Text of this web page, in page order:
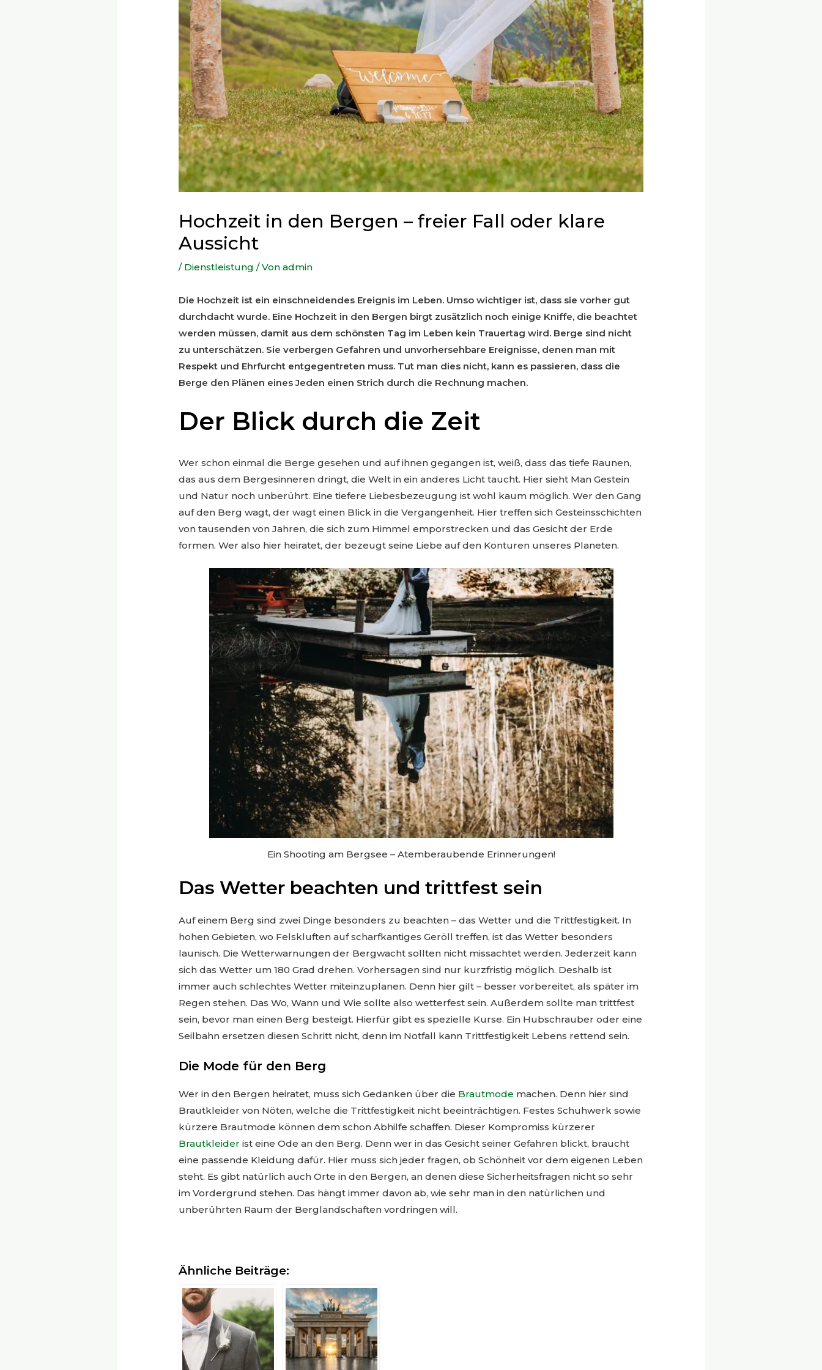
Hochzeit in den Bergen – freier Fall oder klare
Aussicht
/ Dienstleistung / Vonadmin
Die Hochzeit ist ein einschneidendes Ereignis im Leben. Umso wichtiger ist, dass sie vorher gut
durchdacht wurde. Eine Hochzeit in den Bergen birgt zusätzlich noch einige Kniffe, die beachtet
werden müssen, damit aus dem schönsten Tag im Leben kein Trauertag wird. Berge sind nicht
zu unterschätzen. Sie verbergen Gefahren und unvorhersehbare Ereignisse, denen man mit
Respekt und Ehrfurcht entgegentreten muss. Tut man dies nicht, kann es passieren, dass die
Berge den Plänen eines Jeden einen Strich durch die Rechnung machen.
Der Blick durch die Zeit
Wer schon einmal die Berge gesehen und auf ihnen gegangen ist, weiß, dass das tiefe Raunen,
das aus dem Bergesinneren dringt, die Welt in ein anderes Licht taucht. Hier sieht Man Gestein
und Natur noch unberührt. Eine tiefere Liebesbezeugung ist wohl kaum möglich. Wer den Gang
auf den Berg wagt, der wagt einen Blick in die Vergangenheit. Hier treffen sich Gesteinsschichten
von tausenden von Jahren, die sich zum Himmel emporstrecken und das Gesicht der Erde
formen. Wer also hier heiratet, der bezeugt seine Liebe auf den Konturen unseres Planeten.
Ein Shooting am Bergsee – Atemberaubende Erinnerungen!
Das Wetter beachten und trittfest sein
Auf einem Berg sind zwei Dinge besonders zu beachten – das Wetter und die Trittfestigkeit. In
hohen Gebieten, wo Felskluften auf scharfkantiges Geröll treffen, ist das Wetter besonders
launisch. Die Wetterwarnungen der Bergwacht sollten nicht missachtet werden. Jederzeit kann
sich das Wetter um 180 Grad drehen. Vorhersagen sind nur kurzfristig möglich. Deshalb ist
immer auch schlechtes Wetter miteinzuplanen. Denn hier gilt – besser vorbereitet, als später im
Regen stehen. Das Wo, Wann und Wie sollte also wetterfest sein. Außerdem sollte man trittfest
sein, bevor man einen Berg besteigt. Hierfür gibt es spezielle Kurse. Ein Hubschrauber oder eine
Seilbahn ersetzen diesen Schritt nicht, denn im Notfall kann Trittfestigkeit Lebens rettend sein.
Die Mode für den Berg
Wer in den Bergen heiratet, muss sich Gedanken über die Brautmode machen. Denn hier sind
Brautkleider von Nöten, welche die Trittfestigkeit nicht beeinträchtigen. Festes Schuhwerk sowie
kürzere Brautmode können dem schon Abhilfe schaffen. Dieser Kompromiss kürzerer
Brautkleider ist eine Ode an den Berg. Denn wer in das Gesicht seiner Gefahren blickt, braucht
eine passende Kleidung dafür. Hier muss sich jeder fragen, ob Schönheit vor dem eigenen Leben
steht. Es gibt natürlich auch Orte in den Bergen, an denen diese Sicherheitsfragen nicht so sehr
im Vordergrund stehen. Das hängt immer davon ab, wie sehr man in den natürlichen und
unberührten Raum der Berglandschaften vordringen will.
Ähnliche Beiträge: